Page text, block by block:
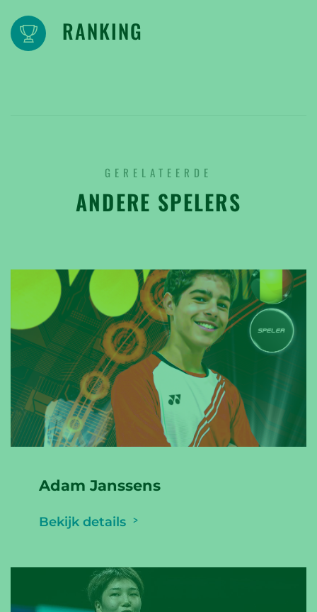
RANKING
GERELATEERDE
ANDERE SPELERS
Adam Janssens
Bekijk details